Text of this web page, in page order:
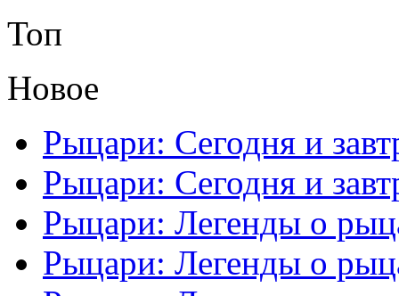
Топ
Новое
Рыцари: Сегодня и
Рыцари: Сегодня и
Рыцари: Легенды о
Рыцари: Легенды о